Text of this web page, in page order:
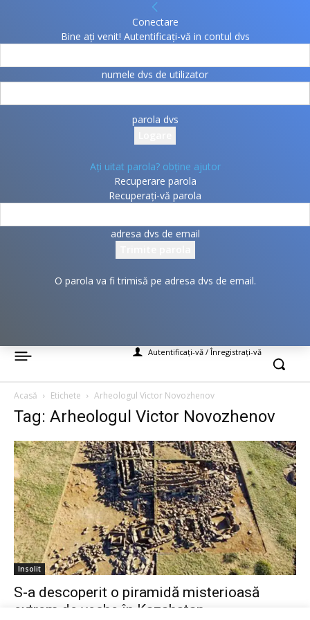
Conectare
Bine ați venit! Autentificați-vă in contul dvs
numele dvs de utilizator
parola dvs
Ați uitat parola? obține ajutor
Recuperare parola
Recuperați-vă parola
adresa dvs de email
O parola va fi trimisă pe adresa dvs de email.
Autentificați-vă / Înregistrați-vă
Acasă Etichete Arheologul Victor Novozhenov
Tag: Arheologul Victor Novozhenov
Insolit
S-a descoperit o piramidă misterioasă
extrem de veche în Kazahstan